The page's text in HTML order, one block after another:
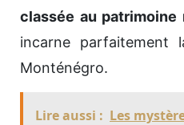
classée au patrimoine
incarne parfaitement
Monténégro.
Lire aussi : Les